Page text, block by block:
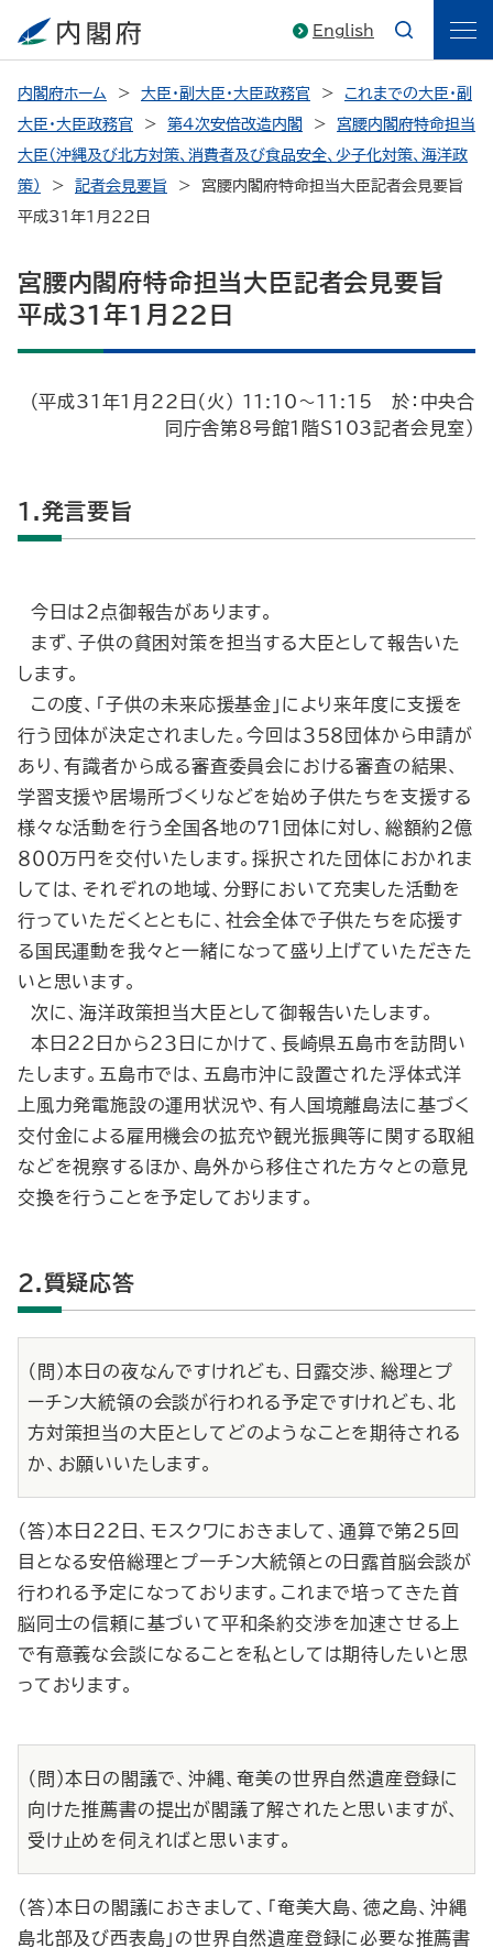
English
内閣府ホーム 大臣・副大臣・大臣政務官
これまでの大臣・副
大臣・大臣政務官
第4次安倍改造内閣
宮腰内閣府特命担当
大臣（沖縄及び北方対策、消費者及び食品安全、少子化対策、海洋政
策）
記者会見要旨
宮腰内閣府特命担当大臣記者会見要旨
平成31年1月22日
宮腰内閣府特命担当大臣記者会見要旨
平成31年1月22日
（平成31年1月22日（火） 11:10～11:15 於：中央合
同庁舎第8号館1階S103記者会見室）
1.発言要旨
今日は２点御報告があります。
まず、子供の貧困対策を担当する大臣として報告いた
します。
この度、「子供の未来応援基金」により来年度に支援を
行う団体が決定されました。今回は３５８団体から申請が
あり、有識者から成る審査委員会における審査の結果、
学習支援や居場所づくりなどを始め子供たちを支援する
様々な活動を行う全国各地の７１団体に対し、総額約２億
８００万円を交付いたします。採択された団体におかれま
しては、それぞれの地域、分野において充実した活動を
行っていただくとともに、社会全体で子供たちを応援す
る国民運動を我々と一緒になって盛り上げていただきた
いと思います。
次に、海洋政策担当大臣として御報告いたします。
本日２２日から２３日にかけて、長崎県五島市を訪問い
たします。五島市では、五島市沖に設置された浮体式洋
上風力発電施設の運用状況や、有人国境離島法に基づく
交付金による雇用機会の拡充や観光振興等に関する取組
などを視察するほか、島外から移住された方々との意見
交換を行うことを予定しております。
2.質疑応答
（問）本日の夜なんですけれども、日露交渉、総理とプ
ーチン大統領の会談が行われる予定ですけれども、北
方対策担当の大臣としてどのようなことを期待される
か、お願いいたします。
（答）本日２２日、モスクワにおきまして、通算で第２５回
目となる安倍総理とプーチン大統領との日露首脳会談が
行われる予定になっております。これまで培ってきた首
脳同士の信頼に基づいて平和条約交渉を加速させる上
で有意義な会談になることを私としては期待したいと思
っております。
（問）本日の閣議で、沖縄、奄美の世界自然遺産登録に
向けた推薦書の提出が閣議了解されたと思いますが、
受け止めを伺えればと思います。
（答）本日の閣議におきまして、「奄美大島、徳之島、沖縄
島北部及び西表島」の世界自然遺産登録に必要な推薦書